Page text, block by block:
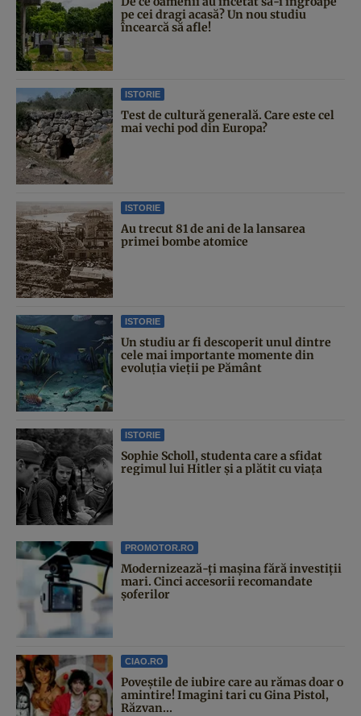
pe cei dragi acasă? Un nou studiu
încearcă să afle!
ISTORIE
Test de cultură generală. Care este cel
mai vechi pod din Europa?
ISTORIE
Au trecut 81 de ani de la lansarea
primei bombe atomice
ISTORIE
Un studiu ar fi descoperit unul dintre
cele mai importante momente din
evoluția vieții pe Pământ
ISTORIE
Sophie Scholl, studenta care a sfidat
regimul lui Hitler și a plătit cu viața
PROMOTOR.RO
Modernizează-ți mașina fără investiții
mari. Cinci accesorii recomandate
șoferilor
CIAO.RO
Poveştile de iubire care au rămas doar o
amintire! Imagini tari cu Gina Pistol,
Răzvan...